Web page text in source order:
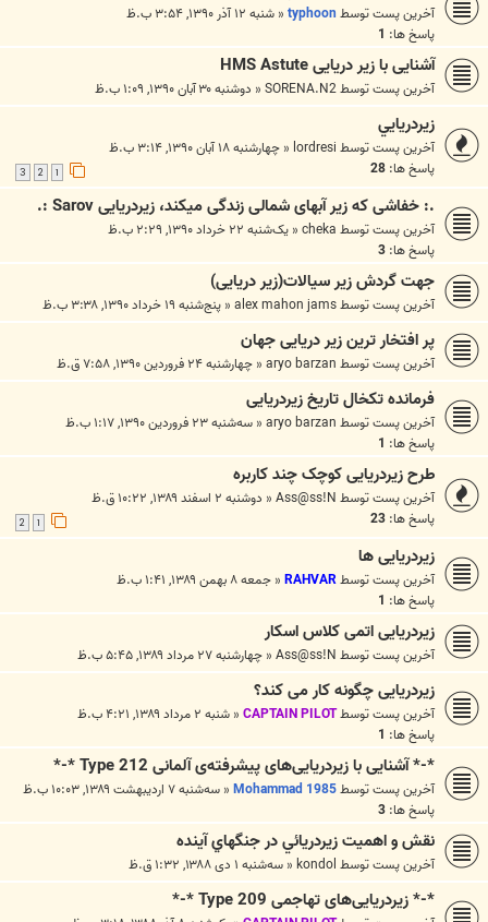
آخرین پست توسطtyphoon
« شنبه ۱۲ آذر ۱۳۹۰, ۳:۵۴ ب.ظ
پاسخ ها: 1
آشنایی با زیر دریایی HMS Astute
آخرین پست توسطSORENA.N2
« دوشنبه ۳۰ آبان ۱۳۹۰, ۱:۰۹ ب.ظ
زيردريايي
آخرین پست توسطlordresi
« چهارشنبه ۱۸ آبان ۱۳۹۰, ۳:۱۴ ب.ظ
پاسخ ها: 28
3
.: خفاشی که زیر آبهای شمالی زندگی میکند، زیردریایی Sarov :.
آخرین پست توسطcheka
« یک‌شنبه ۲۲ خرداد ۱۳۹۰, ۲:۲۹ ب.ظ
پاسخ ها: 3
جهت گردش زیر سیالات(زیر دریایی)
آخرین پست توسطalex mahon jams
« پنج‌شنبه ۱۹ خرداد ۱۳۹۰, ۳:۳۸ ب.ظ
پر افتخار ترین زیر دریایی جهان
آخرین پست توسطaryo barzan
« چهارشنبه ۲۴ فروردین ۱۳۹۰, ۷:۵۸ ق.ظ
فرمانده تکخال تاریخ زیردریایی
آخرین پست توسطaryo barzan
« سه‌شنبه ۲۳ فروردین ۱۳۹۰, ۱:۱۷ ب.ظ
پاسخ ها: 1
طرح زیردریایی کوچک چند کاربره
آخرین پست توسطAss@ss!N
« دوشنبه ۲ اسفند ۱۳۸۹, ۱۰:۲۲ ق.ظ
پاسخ ها: 23
زیردریایی ها
آخرین پست توسطRAHVAR
« جمعه ۸ بهمن ۱۳۸۹, ۱:۴۱ ب.ظ
پاسخ ها: 1
زیردریایی اتمی كلاس اسكار
آخرین پست توسطAss@ss!N
« چهارشنبه ۲۷ مرداد ۱۳۸۹, ۵:۴۵ ب.ظ
زیردریایی چگونه کار می کند؟
آخرین پست توسطCAPTAIN PILOT
« شنبه ۲ مرداد ۱۳۸۹, ۴:۲۱ ب.ظ
پاسخ ها: 1
*-* آشنایی با زیردریایی‌های پیشرفته‌ی آلمانی Type 212 *-*
آخرین پست توسطMohammad 1985
« سه‌شنبه ۷ اردیبهشت ۱۳۸۹, ۱۰:۰۳ ب.ظ
پاسخ ها: 3
نقش و اهميت زيردريائي در جنگهاي آينده
آخرین پست توسطkondol
« سه‌شنبه ۱ دی ۱۳۸۸, ۱:۳۲ ق.ظ
*-* زیردریایی‌های تهاجمی Type 209 *-*